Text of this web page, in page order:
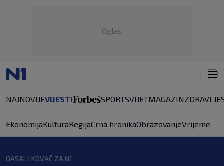
Oglas
NAJNOVIJEVIJESTI SPORTSVIJETMAGAZINZDRAVLJE
EkonomijaKulturaRegijaCrna hronikaObrazovanjeVrijeme
GASAL I KOVAČ ZA N1